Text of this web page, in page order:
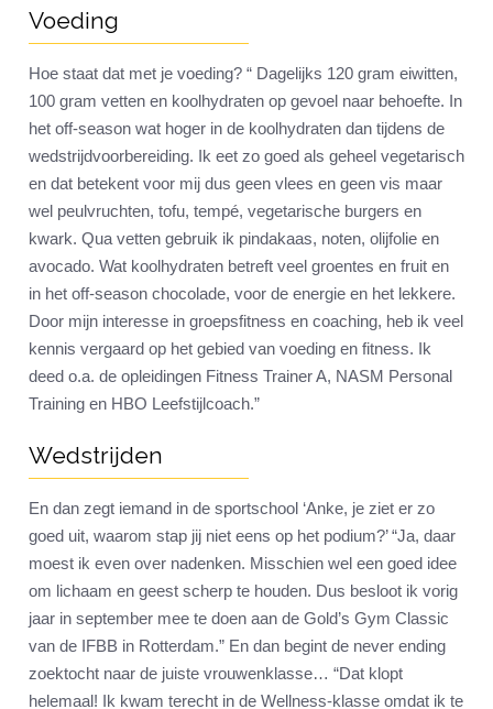
Voeding
Hoe staat dat met je voeding? “ Dagelijks 120 gram eiwitten,
100 gram vetten en koolhydraten op gevoel naar behoefte. In
het off-season wat hoger in de koolhydraten dan tijdens de
wedstrijdvoorbereiding. Ik eet zo goed als geheel vegetarisch
en dat betekent voor mij dus geen vlees en geen vis maar
wel peulvruchten, tofu, tempé, vegetarische burgers en
kwark. Qua vetten gebruik ik pindakaas, noten, olijfolie en
avocado. Wat koolhydraten betreft veel groentes en fruit en
in het off-season chocolade, voor de energie en het lekkere.
Door mijn interesse in groepsfitness en coaching, heb ik veel
kennis vergaard op het gebied van voeding en fitness. Ik
deed o.a. de opleidingen Fitness Trainer A, NASM Personal
Training en HBO Leefstijlcoach.”
Wedstrijden
En dan zegt iemand in de sportschool ‘Anke, je ziet er zo
goed uit, waarom stap jij niet eens op het podium?’ “Ja, daar
moest ik even over nadenken. Misschien wel een goed idee
om lichaam en geest scherp te houden. Dus besloot ik vorig
jaar in september mee te doen aan de Gold’s Gym Classic
van de IFBB in Rotterdam.” En dan begint de never ending
zoektocht naar de juiste vrouwenklasse… “Dat klopt
helemaal! Ik kwam terecht in de Wellness-klasse omdat ik te